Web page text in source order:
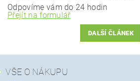
Odpovíme vám do 24 hodin
Přejít na formulář
DALŠÍ ČLÁNEK
VŠE O NÁKUPU